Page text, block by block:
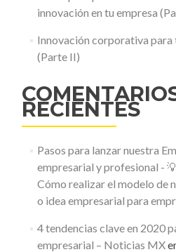
innovación en tu empresa
Innovación corporativa
(Parte II)
RECIENTES
Pasos para lanzar nuestra
empresarial y profesional -
Cómo realizar el modelo de
o idea empresarial para
4 tendencias clave en 2020
empresarial – Noticias MX